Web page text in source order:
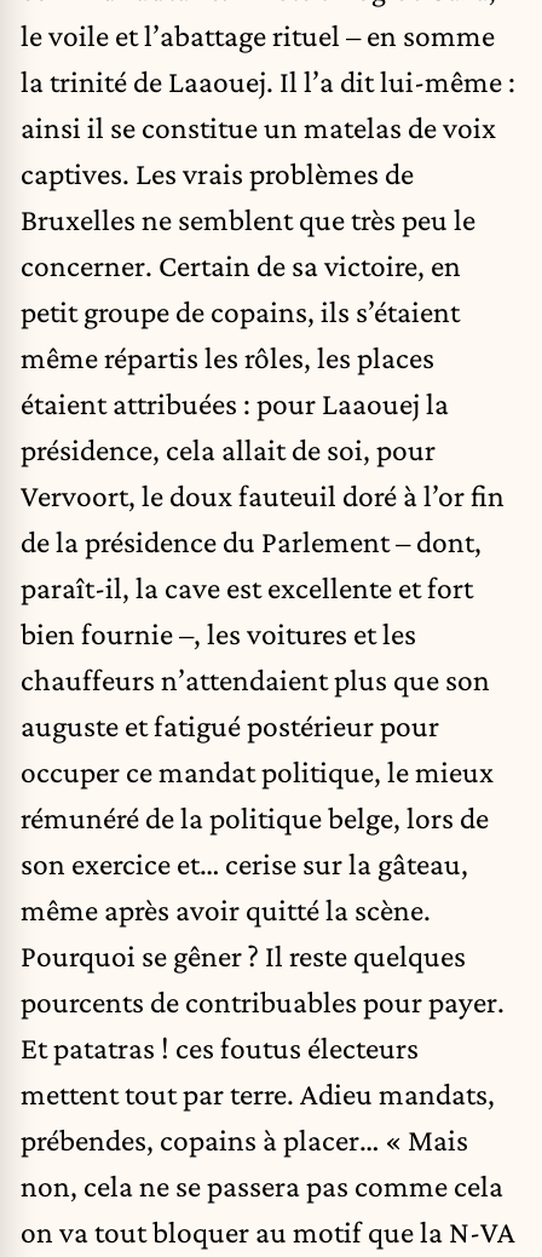
le voile et l’abattage rituel – en somme
la trinité de Laaouej. Il l’a dit lui-même :
ainsi il se constitue un matelas de voix
captives. Les vrais problèmes de
Bruxelles ne semblent que très peu le
concerner. Certain de sa victoire, en
petit groupe de copains, ils s’étaient
même répartis les rôles, les places
étaient attribuées : pour Laaouej la
présidence, cela allait de soi, pour
Vervoort, le doux fauteuil doré à l’or fin
de la présidence du Parlement – dont,
paraît-il, la cave est excellente et fort
bien fournie –, les voitures et les
chauffeurs n’attendaient plus que son
auguste et fatigué postérieur pour
occuper ce mandat politique, le mieux
rémunéré de la politique belge, lors de
son exercice et… cerise sur la gâteau,
même après avoir quitté la scène.
Pourquoi se gêner ? Il reste quelques
pourcents de contribuables pour payer.
Et patatras ! ces foutus électeurs
mettent tout par terre. Adieu mandats,
prébendes, copains à placer… « Mais
non, cela ne se passera pas comme cela
on va tout bloquer au motif que la N-VA